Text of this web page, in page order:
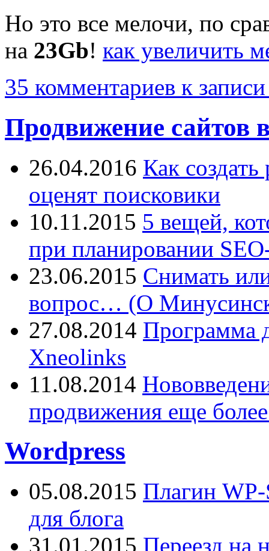
Но это все мелочи, по
на 23Gb! как увеличить
35 комментариев к
Продвижение сайтов
26.04.2016 Как
оценят поисковики
10.11.2015 5 вещей,
при планировании
23.06.2015 Снимать
вопрос… (О
27.08.2014 Программа
Xneolinks
11.08.2014
продвижения еще
Wordpress
05.08.2015 Плагин WP-
для блога
31.01.2015 Переезд на